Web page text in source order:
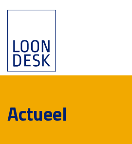
Actueel